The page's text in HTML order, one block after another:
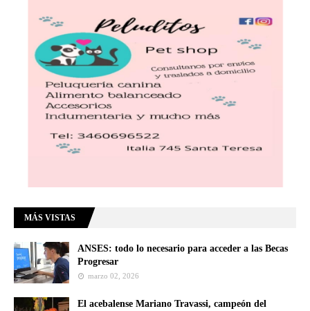
MÁS VISTAS
ANSES: todo lo necesario para acceder a las Becas
Progresar
marzo 02, 2026
El acebalense Mariano Travassi, campeón del